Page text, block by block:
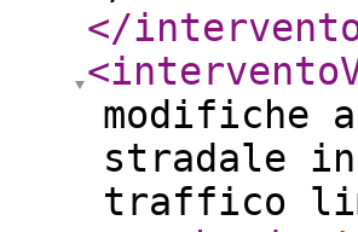
</
modifiche
stradale
traffico